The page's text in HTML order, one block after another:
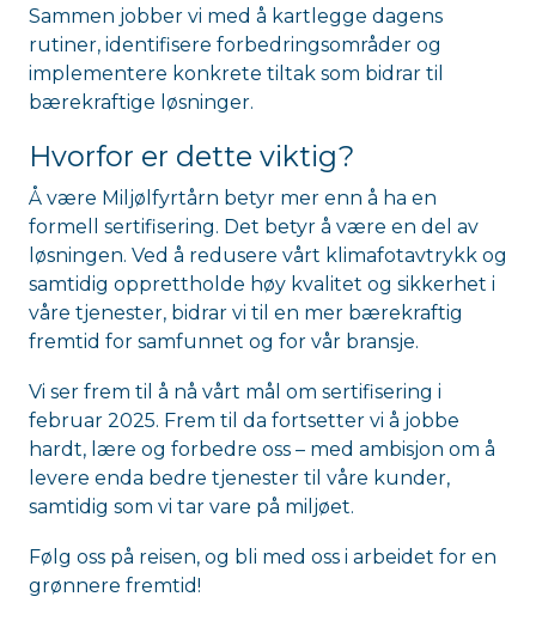
Sammen jobber vi med å kartlegge dagens
rutiner, identifisere forbedringsområder og
implementere konkrete tiltak som bidrar til
bærekraftige løsninger.
Hvorfor er dette viktig?
Å være Miljølfyrtårn betyr mer enn å ha en
formell sertifisering. Det betyr å være en del av
løsningen. Ved å redusere vårt klimafotavtrykk og
samtidig opprettholde høy kvalitet og sikkerhet i
våre tjenester, bidrar vi til en mer bærekraftig
fremtid for samfunnet og for vår bransje.
Vi ser frem til å nå vårt mål om sertifisering i
februar 2025. Frem til da fortsetter vi å jobbe
hardt, lære og forbedre oss – med ambisjon om å
levere enda bedre tjenester til våre kunder,
samtidig som vi tar vare på miljøet.
Følg oss på reisen, og bli med oss i arbeidet for en
grønnere fremtid!